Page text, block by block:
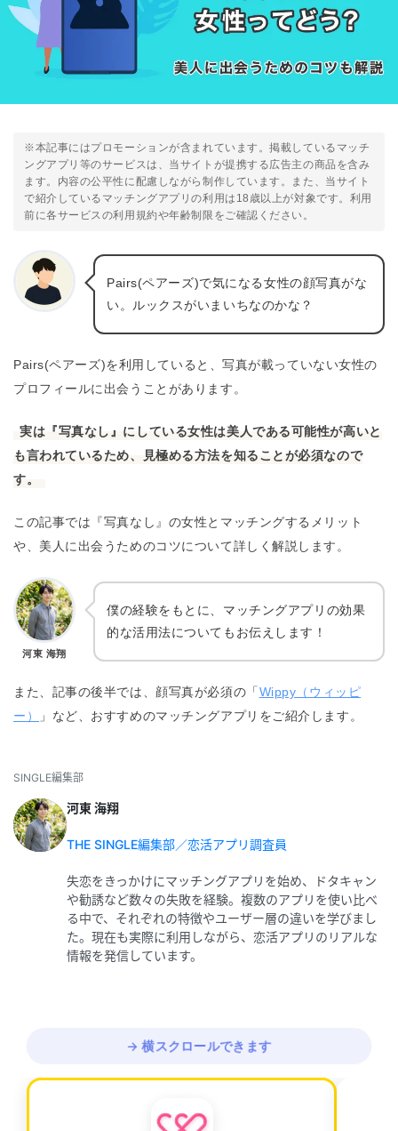
※本記事にはプロモーションが含まれています。掲載しているマッチ
ングアプリ等のサービスは、当サイトが提携する広告主の商品を含み
ます。内容の公平性に配慮しながら制作しています。また、当サイト
で紹介しているマッチングアプリの利用は18歳以上が対象です。利用
前に各サービスの利用規約や年齢制限をご確認ください。
Pairs(ペアーズ)で気になる女性の顔写真がな
い。ルックスがいまいちなのかな？
Pairs(ペアーズ)を利用していると、写真が載っていない女性の
プロフィールに出会うことがあります。
実は『写真なし』にしている女性は美人である可能性が高いと
も言われているため、見極める方法を知ることが必須なので
す。
この記事では『写真なし』の女性とマッチングするメリット
や、美人に出会うためのコツについて詳しく解説します。
河東 海翔
僕の経験をもとに、マッチングアプリの効果
的な活用法についてもお伝えします！
また、記事の後半では、顔写真が必須の「Wippy（ウィッピ
ー）
」など、おすすめのマッチングアプリをご紹介します。
SINGLE編集部
河東 海翔
THE SINGLE編集部／恋活アプリ調査員
失恋をきっかけにマッチングアプリを始め、ドタキャン
や勧誘など数々の失敗を経験。複数のアプリを使い比べ
る中で、それぞれの特徴やユーザー層の違いを学びまし
た。現在も実際に利用しながら、恋活アプリのリアルな
情報を発信しています。
→ 横スクロールできます